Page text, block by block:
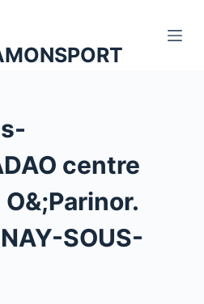
centre
SOUS-